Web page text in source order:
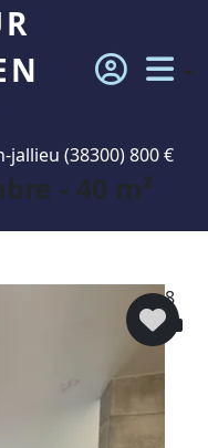
(38300) 800 €
- 40 m²
8